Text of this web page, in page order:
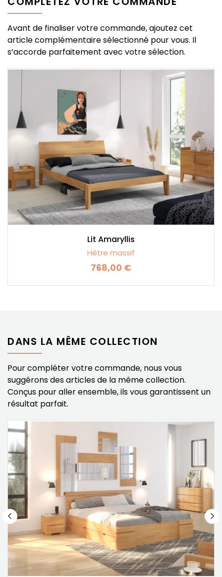
Avant de finaliser votre commande, ajoutez cet
article complémentaire sélectionné pour vous. Il
s’accorde parfaitement avec votre sélection.
Lit Amaryllis
Hêtre massif
Prix
768,00 €
DANS LA MÊME COLLECTION
Pour compléter votre commande, nous vous
suggérons des articles de la même collection.
Conçus pour aller ensemble, ils vous garantissent un
résultat parfait.